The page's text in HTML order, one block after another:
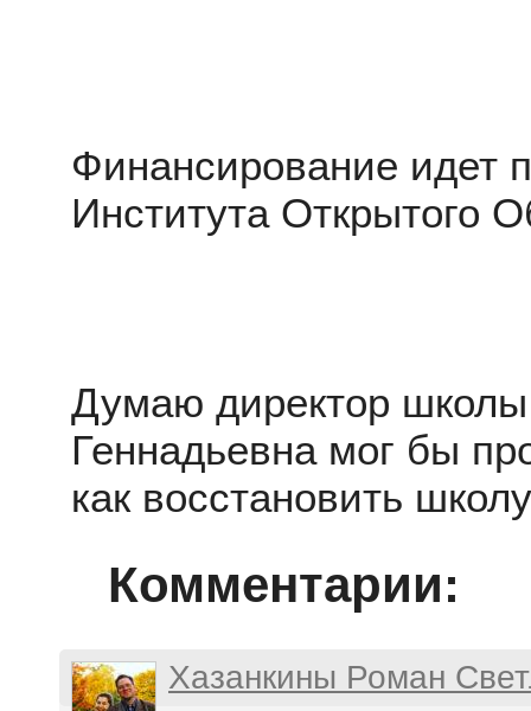
Финансирование идет
Института Открытого
Думаю директор
Геннадьевна мог бы
как восстановить
Комментарии:
Хазанкины Роман